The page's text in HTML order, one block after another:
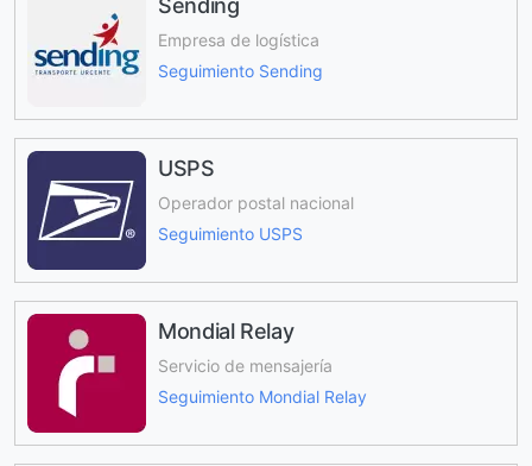
Sending
Empresa de logística
Seguimiento Sending
USPS
Operador postal nacional
Seguimiento USPS
Mondial Relay
Servicio de mensajería
Seguimiento Mondial Relay